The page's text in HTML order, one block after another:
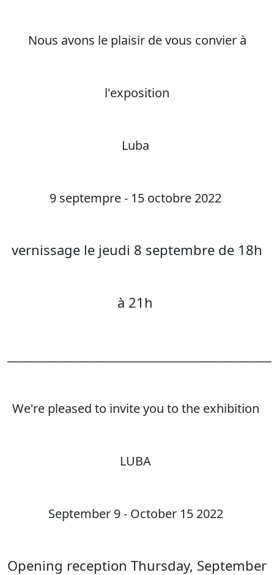
Nous avons le plaisir de vous convier à
l'exposition
Luba
9 septempre - 15 octobre 2022
vernissage le jeudi 8 septembre de 18h
à 21h
We're pleased to invite you to the exhibition
LUBA
September 9 - October 15 2022
Opening reception Thursday, September